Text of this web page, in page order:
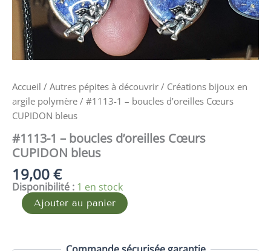
Accueil / Autres pépites à découvrir / Créations bijoux en
argile polymère / #1113-1 – boucles d’oreilles Cœurs
CUPIDON bleus
#1113-1 – boucles d’oreilles Cœurs
CUPIDON bleus
19,00€
Disponibilité : 1 en stock
Ajouter au panier